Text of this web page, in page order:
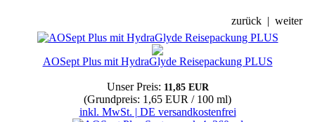
zurück | weiter
AOSept Plus mit HydraGlyde Reisepackung PLUS
Unser Preis: 11,85 EUR
(Grundpreis: 1,65 EUR / 100 ml)
inkl. MwSt. | DE versandkostenfrei